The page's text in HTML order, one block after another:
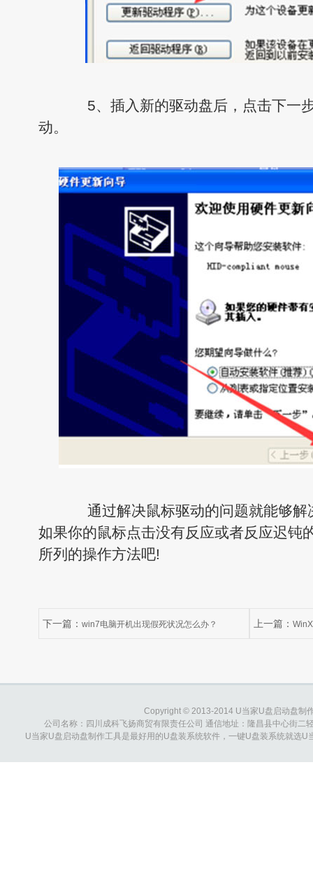
5、插入新的驱动盘后，点击下一
动。
通过解决鼠标驱动的问题就能够解
如果你的鼠标点击没有反应或者反应迟钝
所列的操作方法吧!
下一篇： win7电脑开机出现假死状况怎么办？ 上一篇：
Copyright © 2013-2014 U当家U盘启动盘制
公司名称：四川成科飞扬商贸有限责任公司 通信地址：隆昌县中心街
U当家U盘启动盘制作工具是最好用的U盘装系统软件，一键U盘装系统就选